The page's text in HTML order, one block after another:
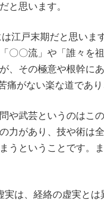
と思います。
江戸末期だと思いま
〇〇流」や「誰々を
、その極意や根幹に
痛がない楽な道であ
や武芸というのはこ
力があり、技や術は
うということです。
は、経絡の虚実とは